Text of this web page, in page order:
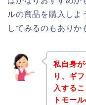
ルの商品を購入しよ
してみるのもありか
私自身
り、ギ
入する
トモー